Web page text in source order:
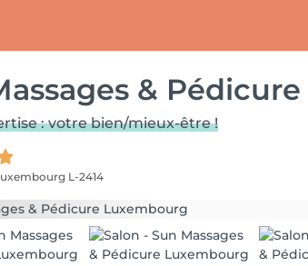
&
: votre bien/mieux-être !
L-2414